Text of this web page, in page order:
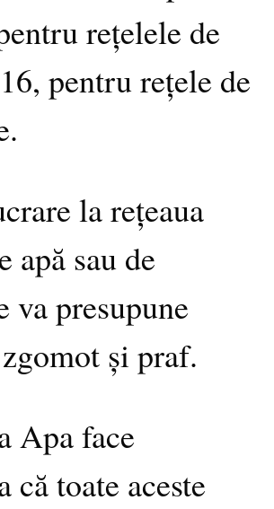
rețelele de
pentru rețele de
la rețeaua
apă sau de
va presupune
și praf.
Apa face
că toate aceste